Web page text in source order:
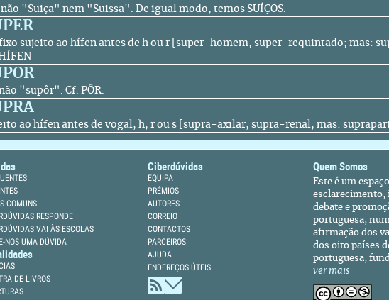
não "Suiça" nem "Suissa". De igual modo, temos SUÍÇOS.
-
sujeito ao hífen antes de h ou r [super-homem, super-requintado; mas:
"supôr". Cf. PÔR.
ao hífen antes de vogal, h, r ou s [supra-axilar, supra-renal; mas:
COMUNS
RESPONDE
VAI ÀS ESCOLAS
NOS UMA DÚVIDA
DE LIVROS
Ciberdúvidas
EQUIPA
PRÉMIOS
AUTORES
CORREIO
CONTACTOS
PARCEIROS
AJUDA
ENDEREÇOS ÚTEIS
Quem Somos
Este é um
esclarecimento,
debate e
portuguesa,
afirmação dos
dos oito países
portuguesa,
ver mais